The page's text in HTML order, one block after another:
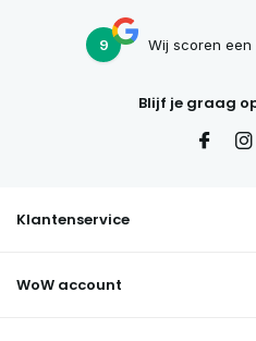
9 Wij scoren een
Blijf je graag
Klantenservice
WoW account